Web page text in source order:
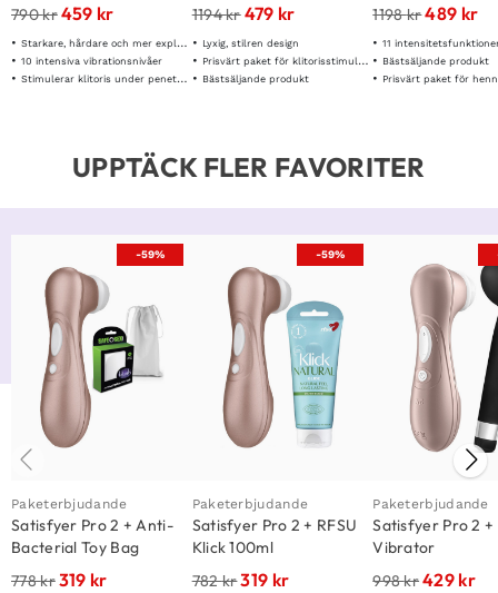
790kr459 kr
Starkare, hårdare och mer explosiva erektioner
10 intensiva vibrationsnivåer
Stimulerar klitoris under penetration
1194kr479 kr
Lyxig, stilren design
Prisvärt paket för klitorisstimulans
Bästsäljande produkt
1198kr489 kr
11
Bästsäljande produkt
Prisvärt paket för
UPPTÄCK FLER FAVORITER
-59%
Paketerbjudande
Satisfyer Pro 2 + Anti-
Bacterial Toy Bag
778kr319 kr
-59%
Paketerbjudande
Satisfyer Pro 2 + RFSU
Klick 100ml
782kr319 kr
Paketerbjudande
Satisfyer Pro 2
Vibrator
998kr429 kr